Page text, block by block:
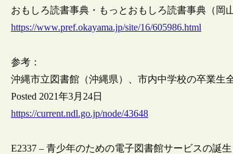
おもしろ読書事典・もっとおもしろ読書事典（岡
https://www.pref.okayama.jp/site/16/605986.html
参考：
沖縄市立図書館（沖縄県）、市内中学校の卒業生
Posted 2021年3月24日
https://current.ndl.go.jp/node/43648
E2337 – 青少年のための電子図書館サービスの誕